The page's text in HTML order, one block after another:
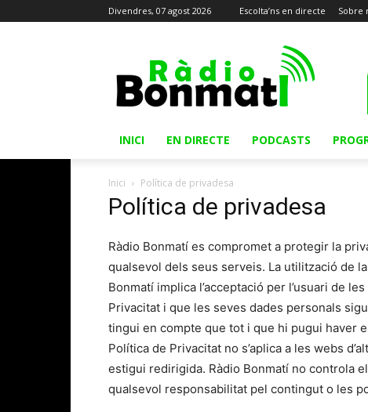
Divendres, 07 agost 2026 Escolta’ns en directe Sobre
INICI EN DIRECTE PODCASTS
Inici Política de privadesa
Política de privadesa
Ràdio Bonmatí es compromet a protegir la
qualsevol dels seus serveis. La utilització de
Bonmatí implica l’acceptació per l’usuari de
Privacitat i que les seves dades personals
tingui en compte que tot i que hi pugui haver
Política de Privacitat no s’aplica a les webs
estigui redirigida. Ràdio Bonmatí no controla
qualsevol responsabilitat pel contingut o les